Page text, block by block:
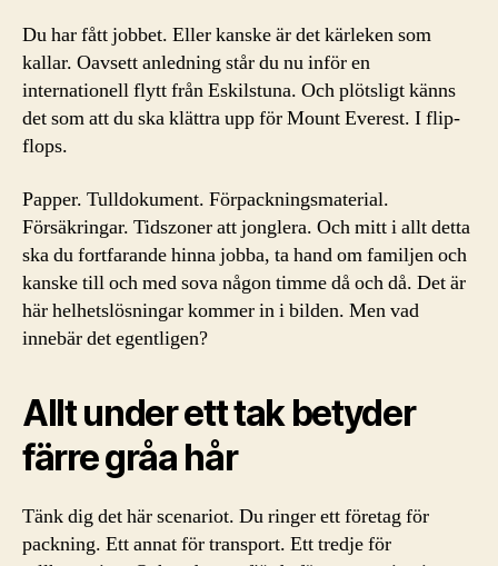
Du har fått jobbet. Eller kanske är det kärleken som
kallar. Oavsett anledning står du nu inför en
internationell flytt från Eskilstuna. Och plötsligt känns
det som att du ska klättra upp för Mount Everest. I flip-
flops.
Papper. Tulldokument. Förpackningsmaterial.
Försäkringar. Tidszoner att jonglera. Och mitt i allt detta
ska du fortfarande hinna jobba, ta hand om familjen och
kanske till och med sova någon timme då och då. Det är
här helhetslösningar kommer in i bilden. Men vad
innebär det egentligen?
Allt under ett tak betyder
färre gråa hår
Tänk dig det här scenariot. Du ringer ett företag för
packning. Ett annat för transport. Ett tredje för